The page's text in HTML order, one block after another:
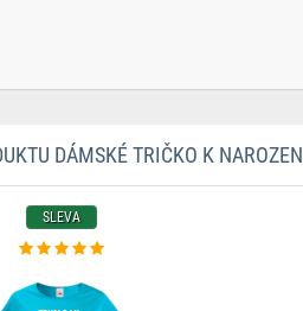
DÁMSKÉ TRIČKO K
SLEVA